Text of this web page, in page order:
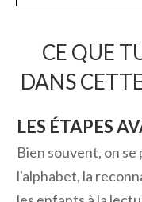
CE QUE
DANS
LES ÉTAPES
Bien souvent, on
l'alphabet, la